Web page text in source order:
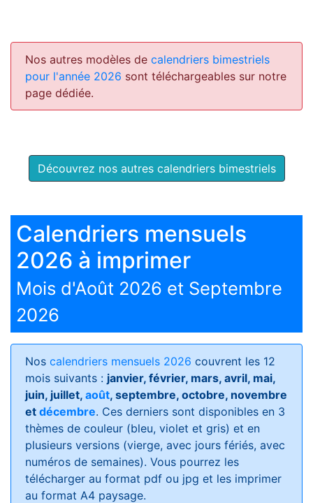
Nos autres modèles de calendriers bimestriels
pour l'année 2026 sont téléchargeables sur notre
page dédiée.
Découvrez nos autres calendriers bimestriels
Calendriers mensuels
2026 à imprimer
Mois d'Août 2026 et Septembre
2026
Nos calendriers mensuels 2026 couvrent les 12
mois suivants : janvier, février, mars, avril, mai,
juin, juillet, août, septembre, octobre, novembre
et décembre. Ces derniers sont disponibles en 3
thèmes de couleur (bleu, violet et gris) et en
plusieurs versions (vierge, avec jours fériés, avec
numéros de semaines). Vous pourrez les
télécharger au format pdf ou jpg et les imprimer
au format A4 paysage.